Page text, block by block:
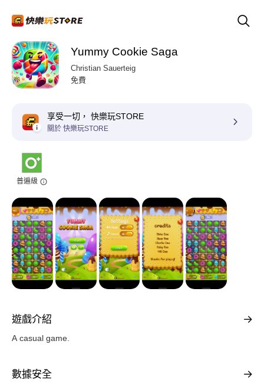
Yummy Cookie Saga
Christian Sauerteig
免費
享受一切， 快樂玩STORE
關於 快樂玩STORE
普遍級
遊戲介紹
A casual game.
數據安全